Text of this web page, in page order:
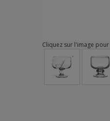
Cliquez sur l'image